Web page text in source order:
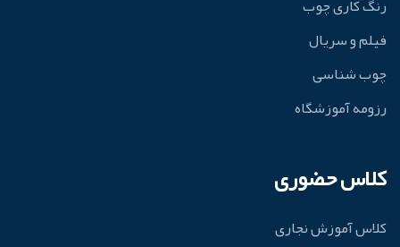
رنگ کاری چوب
فیلم و سریال
چوب شناسی
رزومه آموزشگاه
کلاس حضوری
کلاس آموزش نجاری